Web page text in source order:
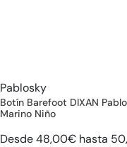
Pablosky
Botín Barefoot DIXAN
Marino Niño
Desde 48,00€ hasta